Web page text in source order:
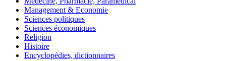
Management & Economie
Sciences politiques
Sciences économiques
Religion
Histoire
Encyclopédies, dictionnaires